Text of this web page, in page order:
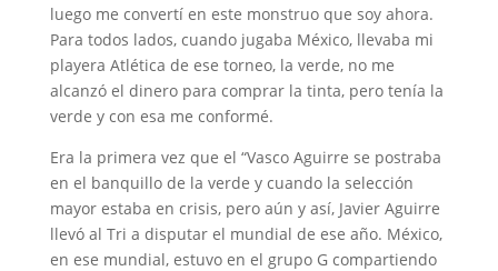
luego me convertí en este monstruo que soy ahora.
Para todos lados, cuando jugaba México, llevaba mi
playera Atlética de ese torneo, la verde, no me
alcanzó el dinero para comprar la tinta, pero tenía la
verde y con esa me conformé.
Era la primera vez que el “Vasco Aguirre se postraba
en el banquillo de la verde y cuando la selección
mayor estaba en crisis, pero aún y así, Javier Aguirre
llevó al Tri a disputar el mundial de ese año. México,
en ese mundial, estuvo en el grupo G compartiendo